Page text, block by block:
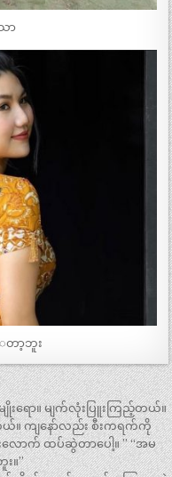
ာ
တာ့ဘူး
ျိုးရော။ မျက်လုံးပြူးကြည့်တယ်။
တယ်။ ကျနော်လည်း စီးကရက်ကို
းလောက် ထပ်ဆွဲတာပေါ့။ ” “အမ
။”